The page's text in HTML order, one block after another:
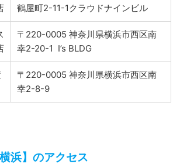
鶴屋町2-11-1クラウドナインビル
〒220-0005 神奈川県横浜市西区南
幸2-20-1 I’s BLDG
〒220-0005 神奈川県横浜市西区南
幸2-8-9
浜】のアクセス